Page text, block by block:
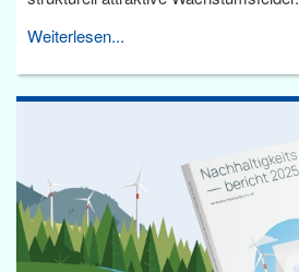
Weiterlesen...